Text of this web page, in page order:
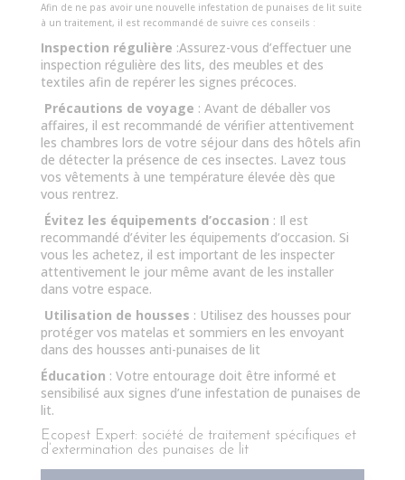
Afin de ne pas avoir une nouvelle infestation de punaises de lit suite
à un traitement, il est recommandé de suivre ces conseils :
Inspection régulière :Assurez-vous d’effectuer une
inspection régulière des lits, des meubles et des
textiles afin de repérer les signes précoces.
Précautions de voyage : Avant de déballer vos
affaires, il est recommandé de vérifier attentivement
les chambres lors de votre séjour dans des hôtels afin
de détecter la présence de ces insectes. Lavez tous
vos vêtements à une température élevée dès que
vous rentrez.
Évitez les équipements d’occasion : Il est
recommandé d’éviter les équipements d’occasion. Si
vous les achetez, il est important de les inspecter
attentivement le jour même avant de les installer
dans votre espace.
Utilisation de housses : Utilisez des housses pour
protéger vos matelas et sommiers en les envoyant
dans des housses anti-punaises de lit
Éducation : Votre entourage doit être informé et
sensibilisé aux signes d’une infestation de punaises de
lit.
Ecopest Expert: société de traitement spécifiques et
d’extermination des punaises de lit